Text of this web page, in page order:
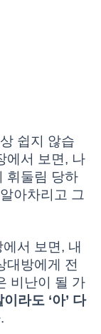
쉽지 않습
에서 보면, 나
휘둘림 당하
아차리고 그
서 보면, 내
대방에게 전
비난이 될 가
라도 ‘아’ 다